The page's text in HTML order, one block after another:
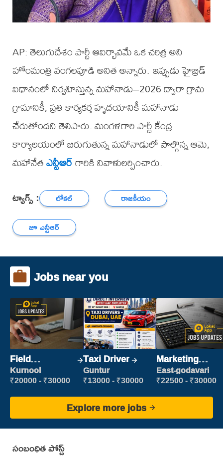
AP: తెలుగుదేశం పార్టీ ఆవిర్భావమే ఒక చరిత్ర అని
హోంమంత్రి వంగలపూడి అనిత అన్నారు. ఇప్పుడు హైబ్రిడ్
విధానంలో నిర్వహిస్తున్న మహానాడు–2026 ద్వారా గ్రామ
గ్రామానికీ, ప్రతి కార్యకర్త హృదయానికీ మహానాడు
చేరుతోందని తెలిపారు. మంగళగారి పార్టీ కేంద్ర
కార్యాలయంలో జరుగుతున్న మహానాడులో పాల్గొన్న ఆమె,
మహానేతఎన్టీఆర్గారికి నివాళులర్పించారు.
ట్యాగ్స్ : లోకల్
రాజకీయం
జూ ఎన్టీఆర్
Jobs near you
Field
Marketing
Executive
Kurnool
₹20000 - ₹30000
Taxi Driver
Guntur
₹13000 - ₹30000
Marketing
Executive
East-godavari
₹22500 - ₹30000
Explore more jobs
సంబంధిత పోస్ట్